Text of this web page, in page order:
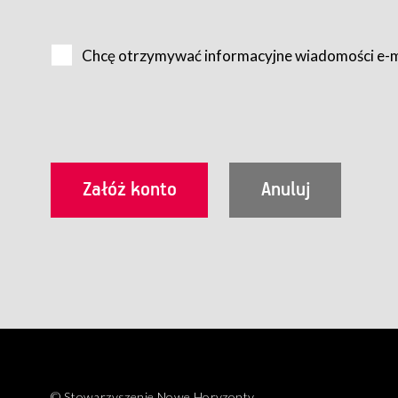
Usługobiorca przed rozpoczęciem korzystania z
utrwalenie i wydrukowanie.
§ 3
Korzystanie ze wszystkich aplikacji Serwisu może być
Chcę otrzymywać informacyjne wiadomości e-